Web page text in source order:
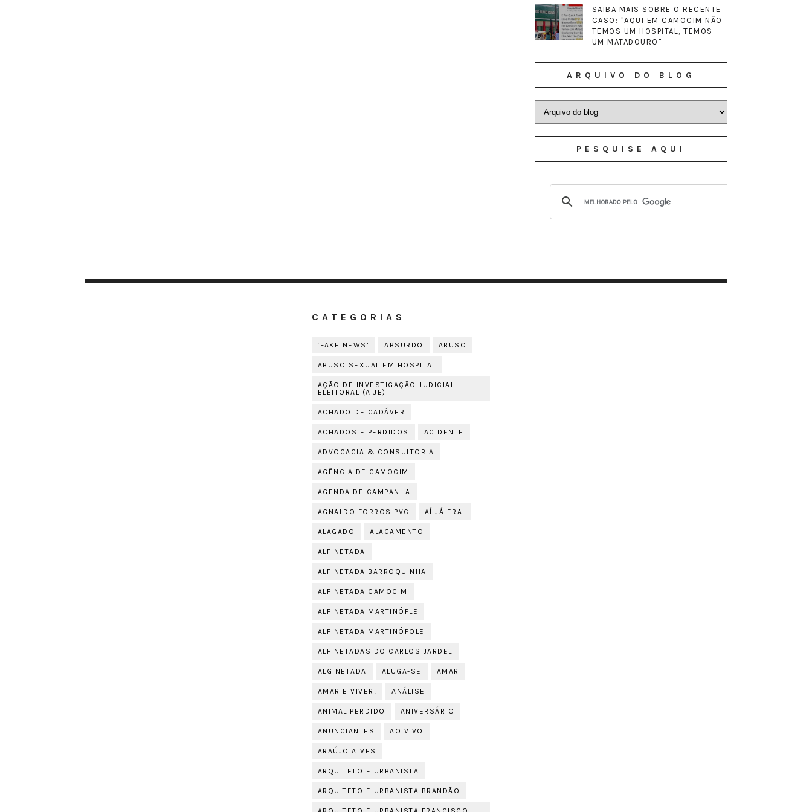
SAIBA MAIS SOBRE O RECENTE
CASO: "AQUI EM CAMOCIM NÃO
TEMOS UM HOSPITAL, TEMOS
UM MATADOURO"
ARQUIVO DO BLOG
PESQUISE AQUI
CATEGORIAS
‘FAKE NEWS’ ABSURDO ABUSO
ABUSO SEXUAL EM HOSPITAL
AÇÃO DE INVESTIGAÇÃO JUDICIAL
ELEITORAL (AIJE)
ACHADO DE CADÁVER
ACHADOS E PERDIDOS ACIDENTE
ADVOCACIA & CONSULTORIA
AGÊNCIA DE CAMOCIM
AGENDA DE CAMPANHA
AGNALDO FORROS PVC AÍ JÁ ERA!
ALAGADO ALAGAMENTO
ALFINETADA
ALFINETADA BARROQUINHA
ALFINETADA CAMOCIM
ALFINETADA MARTINÓPLE
ALFINETADA MARTINÓPOLE
ALFINETADAS DO CARLOS JARDEL
ALGINETADA ALUGA-SE AMAR
AMAR E VIVER! ANÁLISE
ANIMAL PERDIDO ANIVERSÁRIO
ANUNCIANTES AO VIVO
ARAÚJO ALVES
ARQUITETO E URBANISTA
ARQUITETO E URBANISTA BRANDÃO